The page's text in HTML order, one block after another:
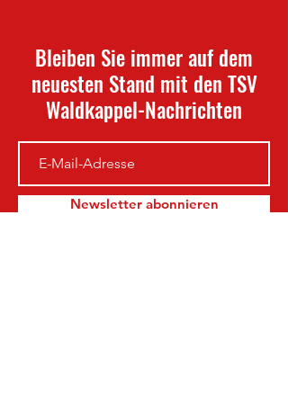
Bleiben Sie immer auf dem
neuesten Stand mit den TSV
Waldkappel-Nachrichten
Newsletter abonnieren